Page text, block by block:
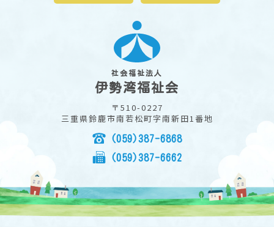
社会福祉法人
伊勢湾福祉会
〒510-0227
三重県鈴鹿市南若松町字南新田1番地
(059)387-6868
(059)387-6662